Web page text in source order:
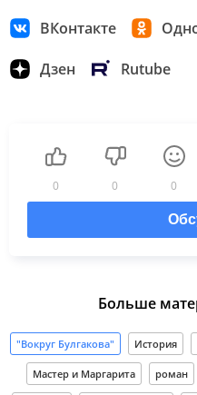
ВКонтакте
Дзен Rutube
0 0 0
Больше
"Вокруг Булгакова" История
Мастер и Маргарита роман